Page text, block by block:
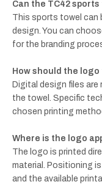
Can the TC42
This sports towel can
design. You can
for the branding
How should the
Digital design files
the towel. Specific
chosen printing
Where is the logo
The logo is printed
material. Positioning
and the available